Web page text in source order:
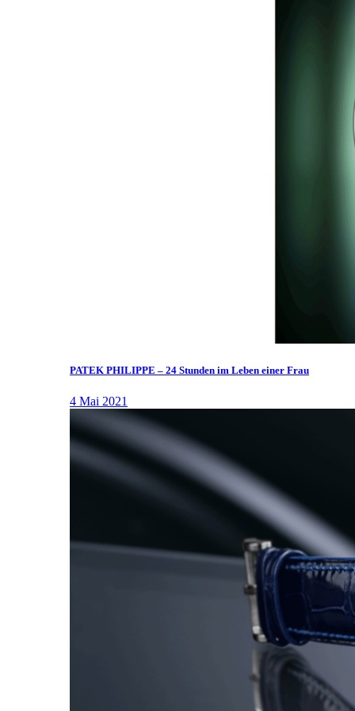
PATEK PHILIPPE – 24 Stunden im Leben einer Frau
4 Mai 2021